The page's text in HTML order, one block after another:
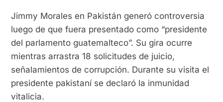
Jimmy Morales en Pakistán generó controversia
luego de que fuera presentado como “presidente
del parlamento guatemalteco”. Su gira ocurre
mientras arrastra 18 solicitudes de juicio,
señalamientos de corrupción. Durante su visita el
presidente pakistaní se declaró la inmunidad
vitalicia.